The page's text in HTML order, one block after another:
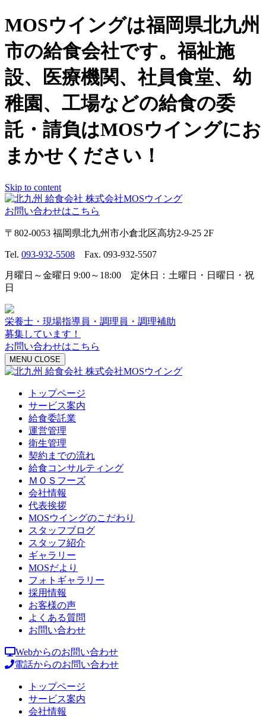
MOSウイングは福岡県北九州
市の給食会社です。福祉施
設、医療機関、社員食堂、幼
稚園、工場などの給食の委
託・請負はMOSウイングにお
まかせください！
Skip to content
お問い合わせはこちら
〒802-0053 福岡県北九州市小倉北区高坊2-9-25 2F
Tel. 093-932-5508 Fax. 093-932-5507
月曜日～金曜日 9:00～18:00 定休日：土曜日・日曜日・祝
日
栄養士・現場指導員・調理員・調理補助
募集しています！
お問い合わせはこちら
MENU CLOSE
トップページ
サービス案内
給食委託業
運営管理
衛生管理
契約までの流れ
給食コンサルティング
ＭＯＳフーズ
会社情報
代表挨拶
MOSウイングのこだわり
スタッフブログ
スタッフ紹介
ギャラリー
MOSだより
フォトギャラリー
採用情報
お客様の声
よくある質問
お問い合わせ
Webからのお問い合わせ
電話からのお問い合わせ
トップページ
サービス案内
会社情報